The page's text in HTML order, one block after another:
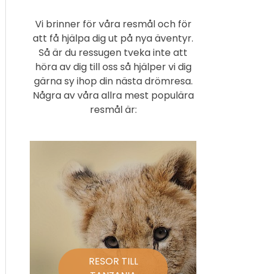
Vi brinner för våra resmål och för
att få hjälpa dig ut på nya äventyr.
Så är du ressugen tveka inte att
höra av dig till oss så hjälper vi dig
gärna sy ihop din nästa drömresa.
Några av våra allra mest populära
resmål är:
RESOR TILL